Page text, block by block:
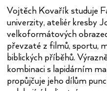
Vojtěch Kovařík studuje
univerzity, ateliér kresby
velkoformátových
převzaté z filmů, sportu,
biblických příběhů.
kombinaci s lapidárním
propůjčuje jeho dílům